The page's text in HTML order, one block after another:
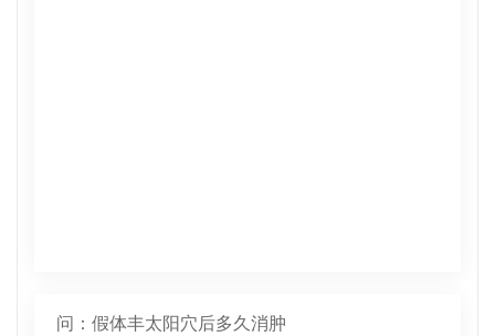
问：假体丰太阳穴后多久消肿